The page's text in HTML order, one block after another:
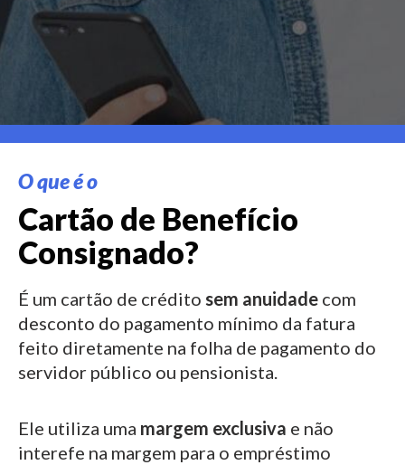
O que é o
Cartão de Benefício
Consignado?
É um cartão de crédito sem anuidade com
desconto do pagamento mínimo da fatura
feito diretamente na folha de pagamento do
servidor público ou pensionista.
Ele utiliza uma margem exclusiva e não
interefe na margem para o empréstimo